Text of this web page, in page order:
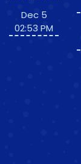
Dec 5
02:53 PM